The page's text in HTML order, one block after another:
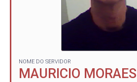
NOME DO SERVIDOR
MAURICIO MORAES